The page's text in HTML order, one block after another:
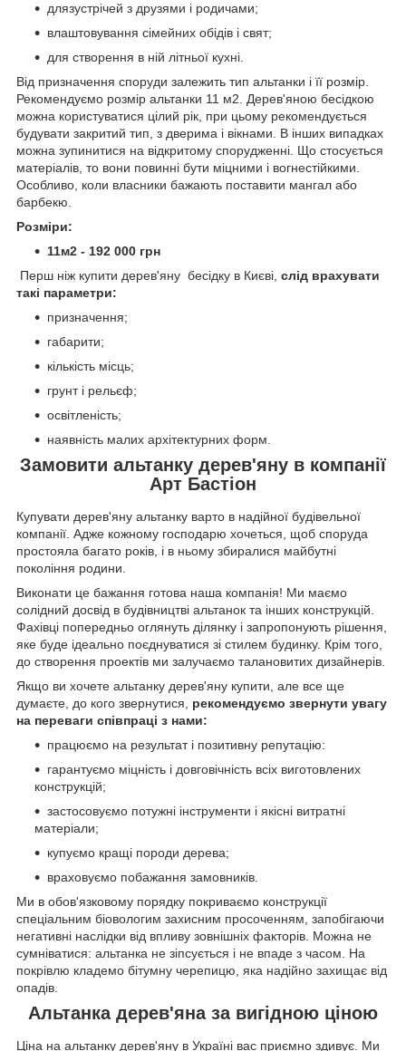
длязустрічей з друзями і родичами;
влаштовування сімейних обідів і свят;
для створення в ній літньої кухні.
Від призначення споруди залежить тип альтанки і її розмір.
Рекомендуємо розмір альтанки 11 м2. Дерев'яною бесідкою
можна користуватися цілий рік, при цьому рекомендується
будувати закритий тип, з дверима і вікнами. В інших випадках
можна зупинитися на відкритому спорудженні. Що стосується
матеріалів, то вони повинні бути міцними і вогнестійкими.
Особливо, коли власники бажають поставити мангал або
барбекю.
Розміри:
11м2 - 192 000 грн
Перш ніж купити дерев'яну бесідку в Києві, слід врахувати
такі параметри:
призначення;
габарити;
кількість місць;
грунт і рельєф;
освітленість;
наявність малих архітектурних форм.
Замовити альтанку дерев'яну в компанії
Арт Бастіон
Купувати дерев'яну альтанку варто в надійної будівельної
компанії. Адже кожному господарю хочеться, щоб споруда
простояла багато років, і в ньому збиралися майбутні
покоління родини.
Виконати це бажання готова наша компанія! Ми маємо
солідний досвід в будівництві альтанок та інших конструкцій.
Фахівці попередньо оглянуть ділянку і запропонують рішення,
яке буде ідеально поєднуватися зі стилем будинку. Крім того,
до створення проектів ми залучаємо талановитих дизайнерів.
Якщо ви хочете альтанку дерев'яну купити, але все ще
думаєте, до кого звернутися, рекомендуємо звернути увагу
на переваги співпраці з нами:
працюємо на результат і позитивну репутацію:
гарантуємо міцність і довговічність всіх виготовлених
конструкцій;
застосовуємо потужні інструменти і якісні витратні
матеріали;
купуємо кращі породи дерева;
враховуємо побажання замовників.
Ми в обов'язковому порядку покриваємо конструкції
спеціальним біовологим захисним просоченням, запобігаючи
негативні наслідки від впливу зовнішніх факторів. Можна не
сумніватися: альтанка не зіпсується і не впаде з часом. На
покрівлю кладемо бітумну черепицю, яка надійно захищає від
опадів.
Альтанка дерев'яна за вигідною ціною
Ціна на альтанку дерев'яну в Україні вас приємно здивує. Ми